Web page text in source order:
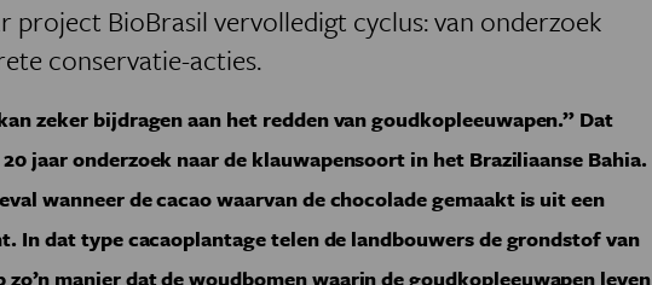
project BioBrasil vervolledigt cyclus: van onderzoek
conservatie-acties.
zeker bijdragen aan het redden van goudkopleeuwapen.” Dat
jaar onderzoek naar de klauwapensoort in het Braziliaanse Bahia.
wanneer de cacao waarvan de chocolade gemaakt is uit een
In dat type cacaoplantage telen de landbouwers de grondstof van
zo’n manier dat de woudbomen waarin de goudkopleeuwapen leven